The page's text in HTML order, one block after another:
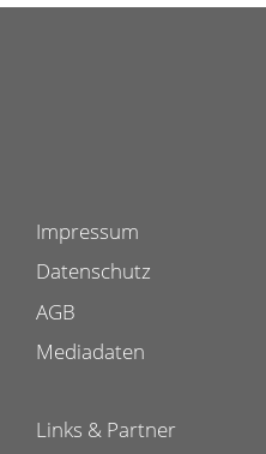
Impressum
Datenschutz
AGB
Mediadaten
Links & Partner